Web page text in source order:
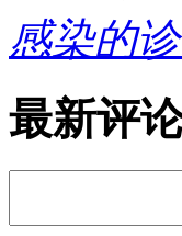
感染的
最新评